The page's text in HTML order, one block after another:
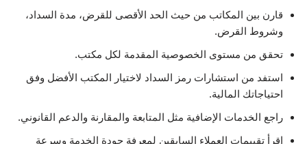
قارن بين المكاتب من حيث الحد الأقصى للقرض، مدة السداد،
وشروط القرض.
تحقق من مستوى الخصوصية المقدمة لكل مكتب.
استفد من استشارات رمز السداد لاختيار المكتب الأفضل وفق
احتياجاتك المالية.
راجع الخدمات الإضافية مثل المتابعة والمقارنة والدعم القانوني.
اقرأ تقييمات العملاء السابقين لمعرفة جودة الخدمة وسرعة